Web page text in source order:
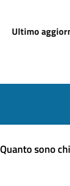
Ultimo
Quanto sono